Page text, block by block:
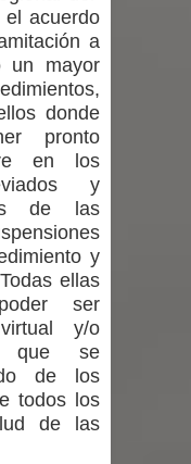
el acuerdo
a
un mayor
donde
pronto
en los
y
de las
y
ellas
ser
y/o
que se
de los
todos los
de las